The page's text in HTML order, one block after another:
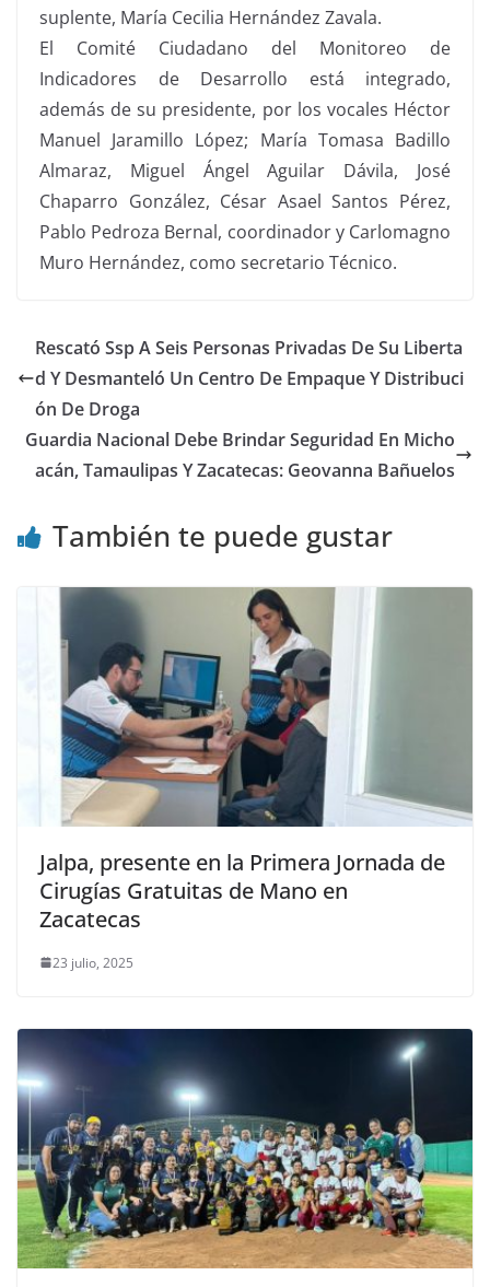
suplente, María Cecilia Hernández Zavala.
El Comité Ciudadano del Monitoreo de
Indicadores de Desarrollo está integrado,
además de su presidente, por los vocales Héctor
Manuel Jaramillo López; María Tomasa Badillo
Almaraz, Miguel Ángel Aguilar Dávila, José
Chaparro González, César Asael Santos Pérez,
Pablo Pedroza Bernal, coordinador y Carlomagno
Muro Hernández, como secretario Técnico.
Rescató Ssp A Seis Personas Privadas De Su Liberta
d Y Desmanteló Un Centro De Empaque Y Distribuci
ón De Droga
Guardia Nacional Debe Brindar Seguridad En Micho
acán, Tamaulipas Y Zacatecas: Geovanna Bañuelos
También te puede gustar
Jalpa, presente en la Primera Jornada de
Cirugías Gratuitas de Mano en
Zacatecas
23 julio, 2025